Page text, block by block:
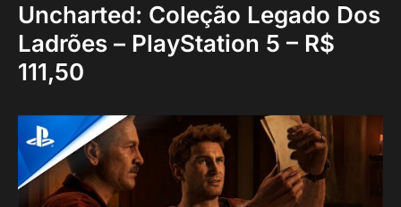
Uncharted: Coleção Legado Dos
Ladrões – PlayStation 5 – R$
111,50